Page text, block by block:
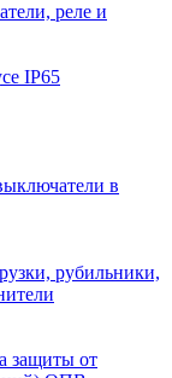
реле и
IP65
в
рубильники,
защиты от